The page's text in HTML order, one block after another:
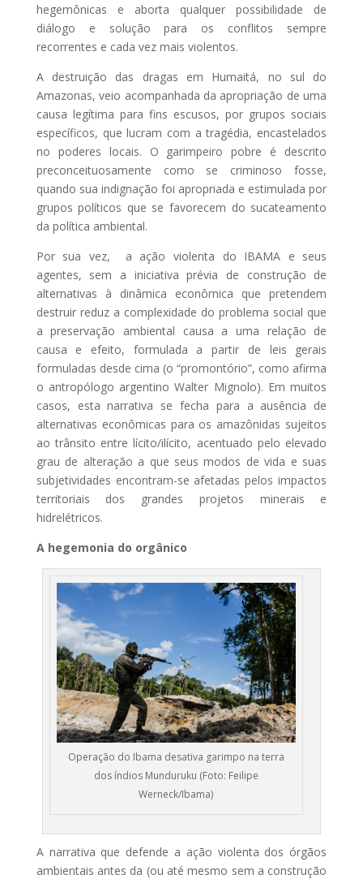
hegemônicas e aborta qualquer possibilidade de
diálogo e solução para os conflitos sempre
recorrentes e cada vez mais violentos.
A destruição das dragas em Humaitá, no sul do
Amazonas, veio acompanhada da apropriação de uma
causa legítima para fins escusos, por grupos sociais
específicos, que lucram com a tragédia, encastelados
no poderes locais. O garimpeiro pobre é descrito
preconceituosamente como se criminoso fosse,
quando sua indignação foi apropriada e estimulada por
grupos políticos que se favorecem do sucateamento
da política ambiental.
Por sua vez, a ação violenta do IBAMA e seus
agentes, sem a iniciativa prévia de construção de
alternativas à dinâmica econômica que pretendem
destruir reduz a complexidade do problema social que
a preservação ambiental causa a uma relação de
causa e efeito, formulada a partir de leis gerais
formuladas desde cima (o “promontório”, como afirma
o antropólogo argentino Walter Mignolo). Em muitos
casos, esta narrativa se fecha para a ausência de
alternativas econômicas para os amazônidas sujeitos
ao trânsito entre lícito/ilícito, acentuado pelo elevado
grau de alteração a que seus modos de vida e suas
subjetividades encontram-se afetadas pelos impactos
territoriais dos grandes projetos minerais e
hidrelétricos.
A hegemonia do orgânico
Operação do Ibama desativa garimpo na terra
dos índios Munduruku (Foto: Feilipe
Werneck/Ibama)
A narrativa que defende a ação violenta dos órgãos
ambientais antes da (ou até mesmo sem a construção